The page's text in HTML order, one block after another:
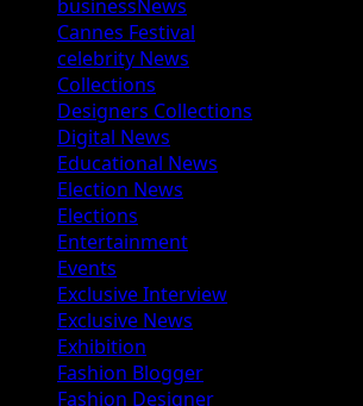
businessNews
Cannes Festival
celebrity News
Collections
Designers Collections
Digital News
Educational News
Election News
Elections
Entertainment
Events
Exclusive Interview
Exclusive News
Exhibition
Fashion Blogger
Fashion Designer